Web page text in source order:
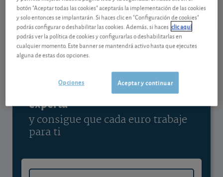
10/08/2026 Madrid
Ver detalladamente
Contenido reservado a SOCIOS
Gestiona tu dinero con visión
experta
y consigue que cada euro trabaje
para ti
botón "Aceptar todas las cookies" aceptarás la implementación de las cookies
y solo entonces se implantarán. Si haces clic en "Configuración de cookies"
podrás configurar o deshabilitar las cookies. Además, si haces clic aquí
podrás ver la política de cookies y configurarlas o deshabilitarlas en
cualquier momento. Este banner se mantendrá activo hasta que ejecutes
alguna de estas dos opciones.
Aceptar y continuar
Opciones